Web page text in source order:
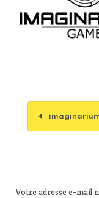
Votre adresse e-mail